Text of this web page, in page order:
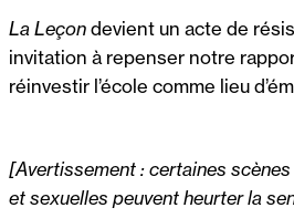
La Leçondevient un acte de
invitation à repenser notre
réinvestir l’école comme lieu
[Avertissement : certaines
et sexuelles peuvent heurter la